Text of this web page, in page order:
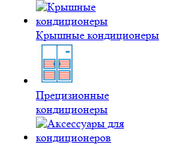
Крышные кондиционеры
Прецизионные
кондиционеры